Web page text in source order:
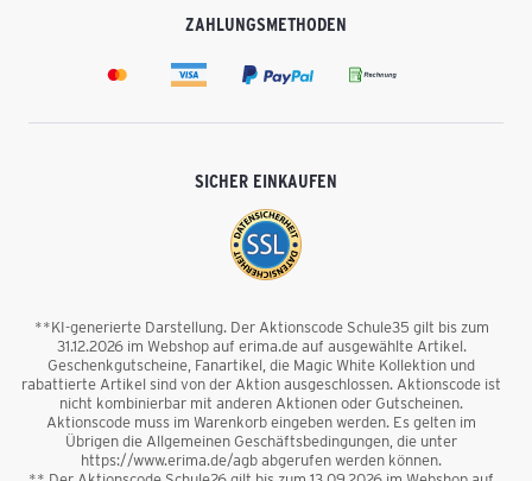
ZAHLUNGSMETHODEN
SICHER EINKAUFEN
**KI-generierte Darstellung. Der Aktionscode Schule35 gilt bis zum
31.12.2026 im Webshop auf erima.de auf ausgewählte Artikel.
Geschenkgutscheine, Fanartikel, die Magic White Kollektion und
rabattierte Artikel sind von der Aktion ausgeschlossen. Aktionscode ist
nicht kombinierbar mit anderen Aktionen oder Gutscheinen.
Aktionscode muss im Warenkorb eingeben werden. Es gelten im
Übrigen die Allgemeinen Geschäftsbedingungen, die unter
https://www.erima.de/agb abgerufen werden können.